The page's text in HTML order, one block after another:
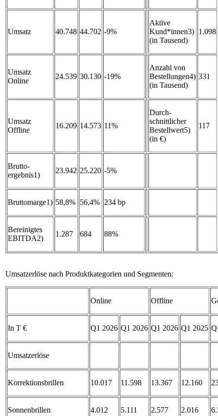
Umsatz 40.748 44.702 -9%
Aktive
Kund*innen3)
(in Tausend)
1.098
Umsatz
Online
24.539 30.130 -19%
Anzahl von
Bestellungen4)
(in Tausend)
331
Umsatz
Offline
16.209 14.573 11%
Durch-
schnittlicher
Bestellwert5)
(in €)
117
Brutto-
ergebnis1)
23.942 25.220 -5%
Bruttomarge1) 58,8% 56,4% 234 bp
Bereinigtes
EBITDA2)
1.287 684 88%
Umsatzerlöse nach Produktkategorien und Segmenten:
Online Offline
In T € Q1 2026 Q1 2026 Q1 2026 Q1 2025
Umsatzerlöse
Korrektionsbrillen 10.017 11.598 13.367 12.160
Sonnenbrillen 4.012 5.111 2.577 2.016